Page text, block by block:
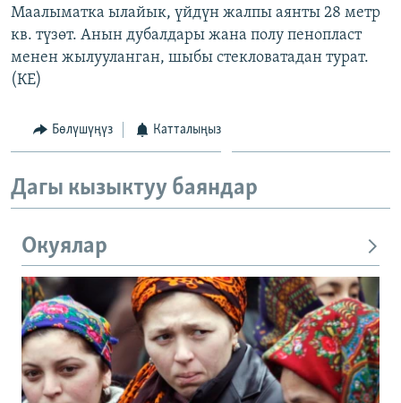
Маалыматка ылайык, үйдүн жалпы аянты 28 метр
кв. түзөт. Анын дубалдары жана полу пенопласт
менен жылууланган, шыбы стекловатадан турат.
(КЕ)
Бөлүшүңүз Катталыңыз
Дагы кызыктуу баяндар
Окуялар